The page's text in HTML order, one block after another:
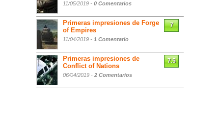
11/05/2019 - 0 Comentarios
Primeras impresiones de Forge
of Empires
11/04/2019 - 1 Comentario
7
Primeras impresiones de
Conflict of Nations
06/04/2019 - 2 Comentarios
7.5